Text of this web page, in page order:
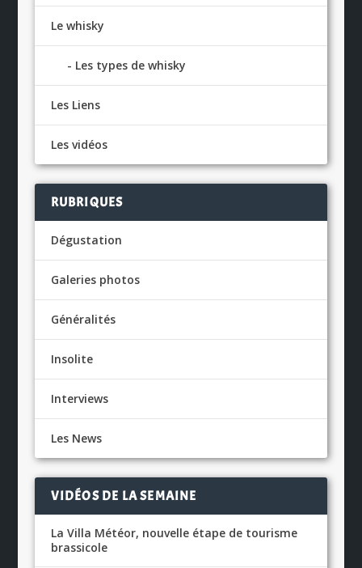
Le whisky
Les types de whisky
Les Liens
Les vidéos
RUBRIQUES
Dégustation
Galeries photos
Généralités
Insolite
Interviews
Les News
VIDÉOS DE LA SEMAINE
La Villa Météor, nouvelle étape de tourisme
brassicole